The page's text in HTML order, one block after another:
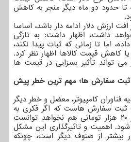
تا حدود دو ماه دیگر منجر به کاهش
افت ارزش دلار ادامه دار باشد، اساسا
داشت، اظهار داشت: به تازگی
اما تا زمانی که ثبات پیدا نکند،
کاهش قیمت کالاها اظهار نظر کرد.
می تواند تأثیر بسزایی در قیمت ها
ثبت سفارش ها؛ مهم ترین خطر پیش
فناوران کامپیوتر، معضل و خطر دیگر
ثبت سفارش هاست که اگر فکری به
حال آن شود حتی دلار ۲۰ هزار تومانی هم نخواهد توانست
اهمیت و تاثیرگذاری این مشکل
بیشتر از صنوف دیگر است، چونکه